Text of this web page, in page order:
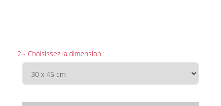
2 - Choisissez la dimension :